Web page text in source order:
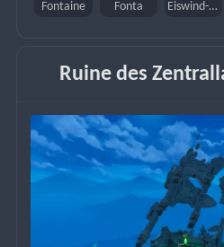
Fontaine Fonta Eiswind-Suite
Ruine des